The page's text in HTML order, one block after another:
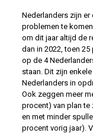
Nederlanders zijn
problemen te
om dit jaar altijd de
dan in 2022, toen
op de 4
staan. Dit zijn
Nederlanders in
Ook zeggen meer
procent) van plan te
en met minder
procent vorig jaar).